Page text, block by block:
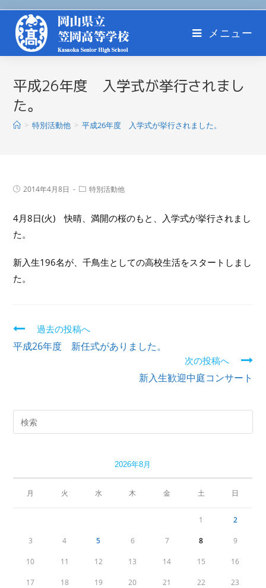
メニュー
平成26年度 入学式が挙行されまし
た。
> 特別活動他 > 平成26年度 入学式が挙行されました。
2014年4月8日 特別活動他
4月8日(火) 快晴、満開の桜のもと、入学式が挙行されまし
た。
新入生196名が、千鳥生としての高校生活をスタートしまし
た。
続
む
過去の投稿へ
平成26年度 新任式がありました。
次の投稿へ
新入生歓迎中庭コンサート
2026年8月
月 火 水 木 金 土 日
1 2
3 4 5 6 7 8 9
10 11 12 13 14 15 16
17 18 19 20 21 22 23